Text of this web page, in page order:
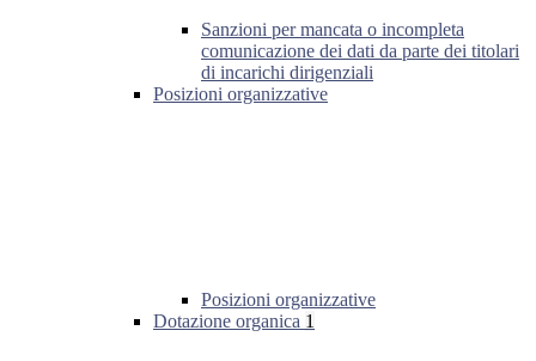
Sanzioni per mancata o incompleta
comunicazione dei dati da parte dei titolari
di incarichi dirigenziali
Posizioni organizzative
Posizioni organizzative
Dotazione organica 1